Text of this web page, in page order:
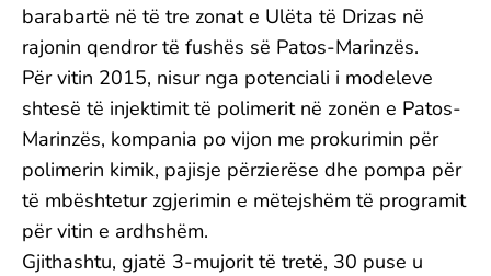
barabartë në të tre zonat e Ulëta të Drizas në
rajonin qendror të fushës së Patos-Marinzës.
Për vitin 2015, nisur nga potenciali i modeleve
shtesë të injektimit të polimerit në zonën e Patos-
Marinzës, kompania po vijon me prokurimin për
polimerin kimik, pajisje përzierëse dhe pompa për
të mbështetur zgjerimin e mëtejshëm të programit
për vitin e ardhshëm.
Gjithashtu, gjatë 3-mujorit të tretë, 30 puse u